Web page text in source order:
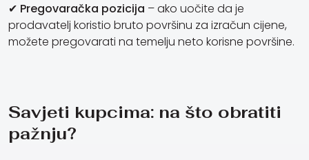
✔ Pregovaračka pozicija – ako uočite da je
prodavatelj koristio bruto površinu za izračun cijene,
možete pregovarati na temelju neto korisne površine.
Savjeti kupcima: na što obratiti
pažnju?